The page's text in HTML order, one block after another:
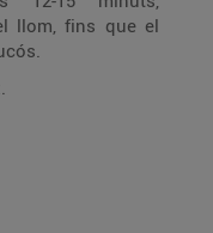
llom, fins que el